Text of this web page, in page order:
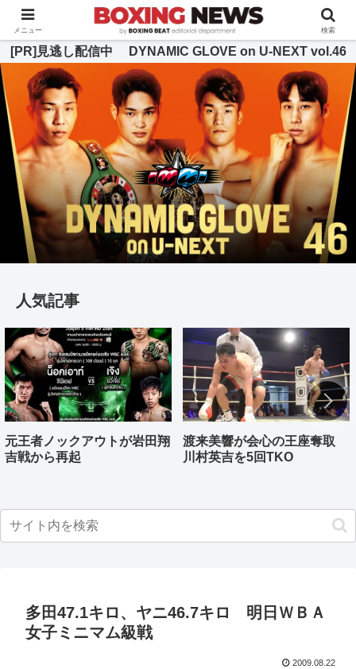
BOXING BEAT [ボクシング・ビート] 公式サイト
[PR]見逃し配信中 DYNAMIC GLOVE on U-NEXT vol.46
人気記事
元王者ノックアウトが岩田翔
吉戦から再起
渡来美響が会心の王座奪取
川村英吉を5回TKO
多田47.1キロ、ヤニ46.7キロ 明日ＷＢＡ
女子ミニマム級戦
2009.08.22
メニュー 検索